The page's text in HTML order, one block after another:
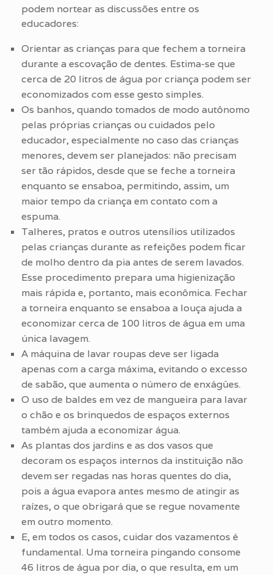
podem nortear as discussões entre os
educadores:
Orientar as crianças para que fechem a torneira
durante a escovação de dentes. Estima-se que
cerca de 20 litros de água por criança podem ser
economizados com esse gesto simples.
Os banhos, quando tomados de modo autônomo
pelas próprias crianças ou cuidados pelo
educador, especialmente no caso das crianças
menores, devem ser planejados: não precisam
ser tão rápidos, desde que se feche a torneira
enquanto se ensaboa, permitindo, assim, um
maior tempo da criança em contato com a
espuma.
Talheres, pratos e outros utensílios utilizados
pelas crianças durante as refeições podem ficar
de molho dentro da pia antes de serem lavados.
Esse procedimento prepara uma higienização
mais rápida e, portanto, mais econômica. Fechar
a torneira enquanto se ensaboa a louça ajuda a
economizar cerca de 100 litros de água em uma
única lavagem.
A máquina de lavar roupas deve ser ligada
apenas com a carga máxima, evitando o excesso
de sabão, que aumenta o número de enxágües.
O uso de baldes em vez de mangueira para lavar
o chão e os brinquedos de espaços externos
também ajuda a economizar água.
As plantas dos jardins e as dos vasos que
decoram os espaços internos da instituição não
devem ser regadas nas horas quentes do dia,
pois a água evapora antes mesmo de atingir as
raízes, o que obrigará que se regue novamente
em outro momento.
E, em todos os casos, cuidar dos vazamentos é
fundamental. Uma torneira pingando consome
46 litros de água por dia, o que resulta, em um